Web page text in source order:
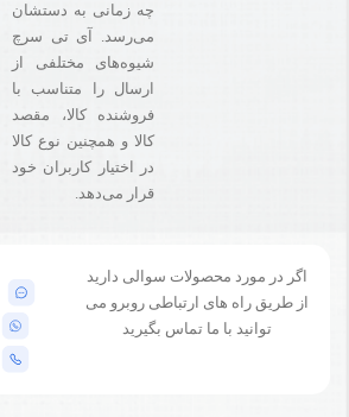
چه زمانی به دستشان
می‌رسد. آی تی سرچ
شیوه‌های مختلفی از
ارسال را متناسب با
فروشنده کالا،‌ مقصد
کالا و همچنین نوع کالا
در اختیار کاربران خود
قرار می‌دهد.
اگر در مورد محصولات سوالی دارید
از طریق راه های ارتباطی روبرو می
توانید با ما تماس بگیرید